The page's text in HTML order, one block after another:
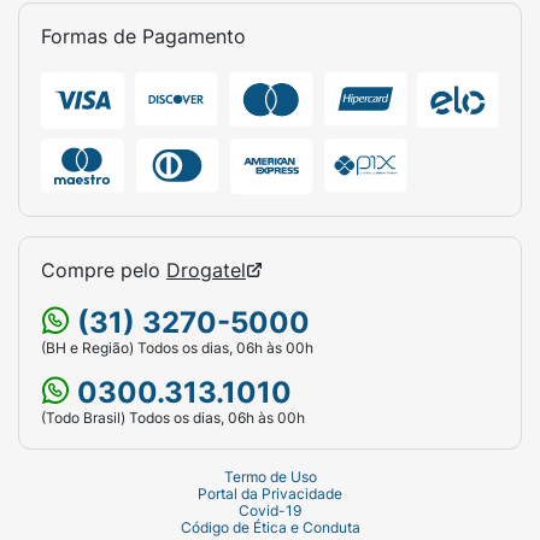
(geralmente entre 3 a 10 minutos). Assim que
atingir a nuance desejada, enxágue
a 2 vezes por semana.
Marca:
Alfaparf.
Linha:Alta Moda (Tecnologia Profissional
Italiana).
Produto:Instant SOS Desamarelador
(Máscara Matizadora Condicionante).
Indicação:Cabelos loiros, descoloridos,
com mechas e grisalhos.
Principais Ativos:
Proteína do Trigo,
Aminoácidos Protetores e Filtro UV.
Formas de Pagamento
Compre pelo Drogatel
(31) 3270-5000
(BH e Região) Todos os dias, 06h às 00h
0300.313.1010
(Todo Brasil) Todos os dias, 06h às 00h
Termo de Uso
Portal da Privacidade
Covid-19
Código de Ética e Conduta